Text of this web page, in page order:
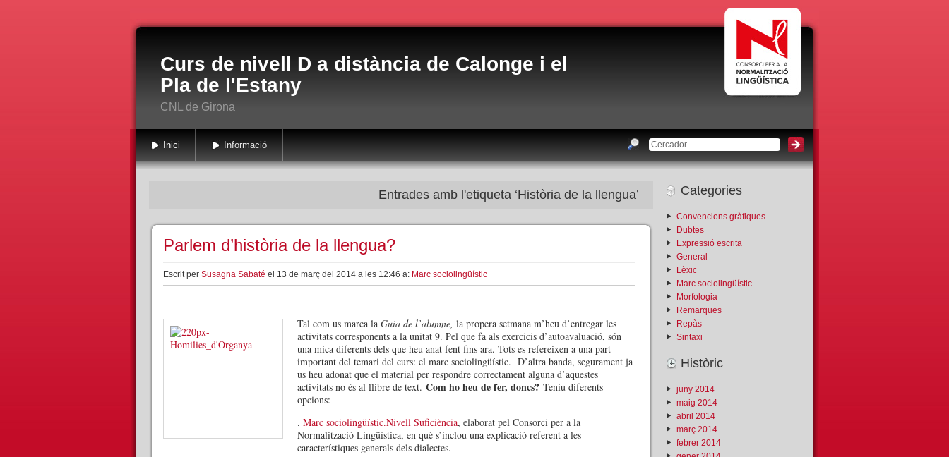
Curs de nivell D a distància de Calonge i el
Pla de l'Estany
CNL de Girona
Inici Informació
Entrades amb l'etiqueta ‘Història de la llengua’
Parlem d’història de la llengua?
Escrit per Susagna Sabaté el 13 de març del 2014 a les 12:46 a: Marc sociolingüístic
Tal com us marca la Guia de l’alumne, la propera setmana m’heu d’entregar les
activitats corresponents a la unitat 9. Pel que fa als exercicis d’autoavaluació, són
una mica diferents dels que heu anat fent fins ara. Tots es refereixen a una part
important del temari del curs: el marc sociolingüístic. D’altra banda, segurament ja
us heu adonat que el material per respondre correctament alguna d’aquestes
activitats no és al llibre de text. Com ho heu de fer, doncs? Teniu diferents
opcions:
. Marc sociolingüístic.Nivell Suficiència, elaborat pel Consorci per a la
Normalització Lingüística, en què s’inclou una explicació referent a les
característiques generals dels dialectes.
Categories
Convencions gràfiques
Dubtes
Expressió escrita
General
Lèxic
Marc sociolingüístic
Morfologia
Remarques
Repàs
Sintaxi
Històric
juny 2014
maig 2014
abril 2014
març 2014
febrer 2014